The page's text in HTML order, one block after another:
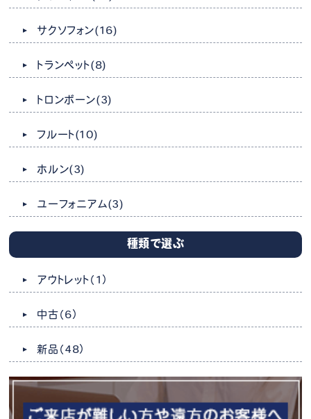
サクソフォン(16)
トランペット(8)
トロンボーン(3)
フルート(10)
ホルン(3)
ユーフォニアム(3)
種類で選ぶ
アウトレット （1）
中古 （6）
新品 （48）